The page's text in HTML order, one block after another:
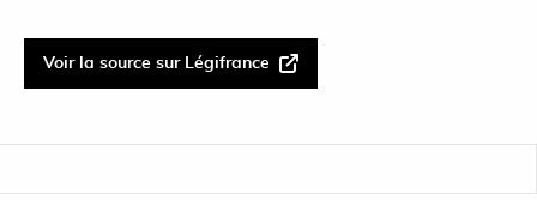
Voir la source sur Légifrance